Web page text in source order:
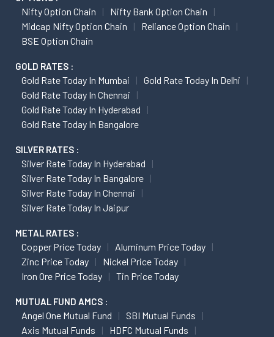
Nifty Option Chain
Nifty Bank Option Chain
Midcap Nifty Option Chain
Reliance Option Chain
BSE Option Chain
GOLD RATES :
Gold Rate Today In Mumbai
Gold Rate Today In Delhi
Gold Rate Today In Chennai
Gold Rate Today In Hyderabad
Gold Rate Today In Bangalore
SILVER RATES :
Silver Rate Today In Hyderabad
Silver Rate Today In Bangalore
Silver Rate Today In Chennai
Silver Rate Today In Jaipur
METAL RATES :
Copper Price Today
Aluminum Price Today
Zinc Price Today
Nickel Price Today
Iron Ore Price Today
Tin Price Today
MUTUAL FUND AMCS :
Angel One Mutual Fund
SBI Mutual Funds
Axis Mutual Funds
HDFC Mutual Funds